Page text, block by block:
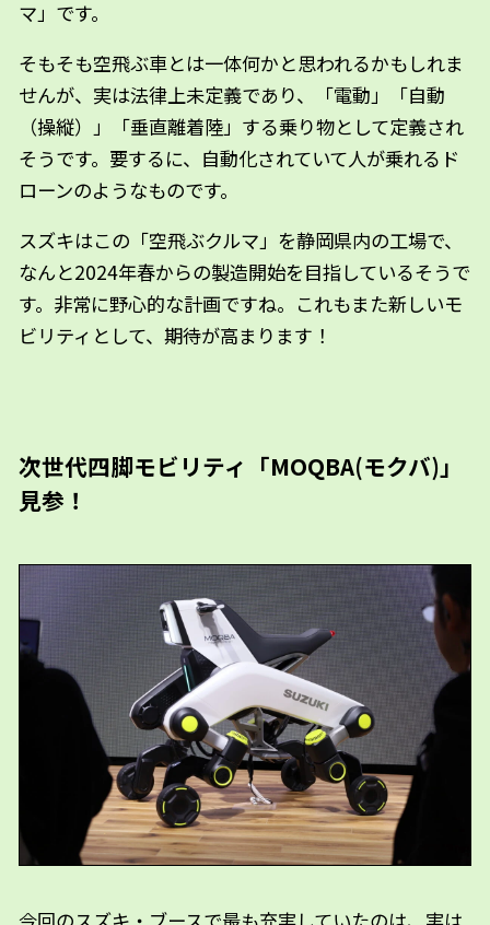
マ」です。
そもそも空飛ぶ車とは一体何かと思われるかもしれま
せんが、実は法律上未定義であり、「電動」「自動
（操縦）」「垂直離着陸」する乗り物として定義され
そうです。要するに、自動化されていて人が乗れるド
ローンのようなものです。
スズキはこの「空飛ぶクルマ」を静岡県内の工場で、
なんと2024年春からの製造開始を目指しているそうで
す。非常に野心的な計画ですね。これもまた新しいモ
ビリティとして、期待が高まります！
次世代四脚モビリティ「MOQBA(モクバ)」
見参！